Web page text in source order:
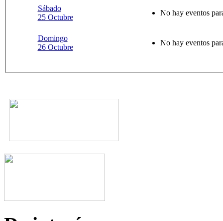
Sábado
25 Octubre
No hay eventos
Domingo
26 Octubre
No hay eventos